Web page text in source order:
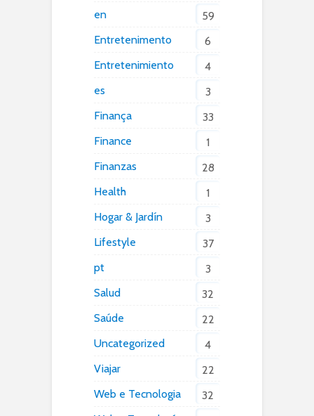
en
59
Entretenimento
6
Entretenimiento
4
es
3
Finança
33
Finance
1
Finanzas
28
Health
1
Hogar & Jardín
3
Lifestyle
37
pt
3
Salud
32
Saúde
22
Uncategorized
4
Viajar
22
Web e Tecnologia
32